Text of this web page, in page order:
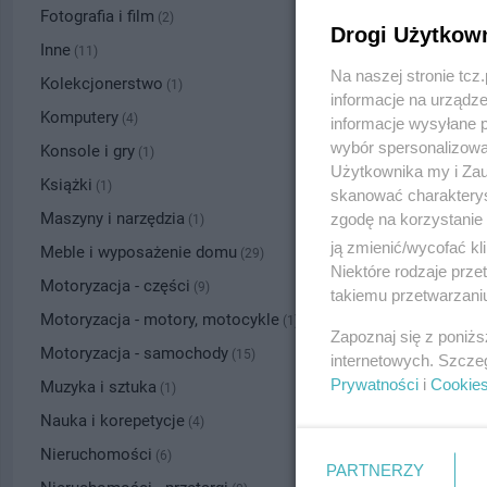
Data:
Białystok,
Fotografia i film (2)
Inne (11)
Kolekcjonerstwo (1)
Komputery (4)
Konsole i gry (1)
Książki (1)
Maszyny i narzędzia (1)
Meble i wyposażenie domu (29)
Motoryzacja - części (9)
Motoryzacja - motory, motocykle (1)
Motoryzacja - samochody (15)
Muzyka i sztuka (1)
Nauka i korepetycje (4)
Nieruchomości (6)
Drogi
Na naszej stronie
informacje na
informacje wysyłane
wybór
Użytkownika my i
skanować
zgodę na
ją zmienić/wycofać
Niektóre rodzaje
takiemu
Zapoznaj się z
internetowych.
Prywatności i
PARTNERZY